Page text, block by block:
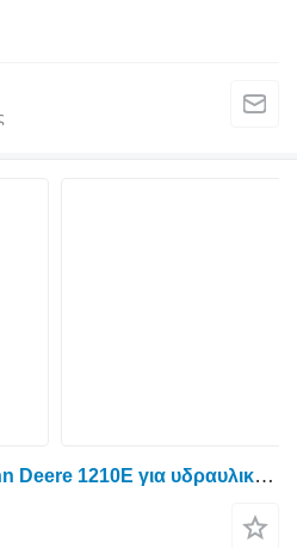
Μεταφορέας ξυλείας John Deere 1210E για υδραυλική αντλία Rexroth Hydraulic